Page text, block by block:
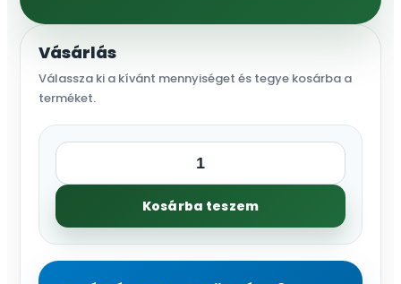
Vásárlás
Válassza ki a kívánt mennyiséget és tegye kosárba a
terméket.
Szűkítő
1"-3/4"
KB
Kosárba teszem